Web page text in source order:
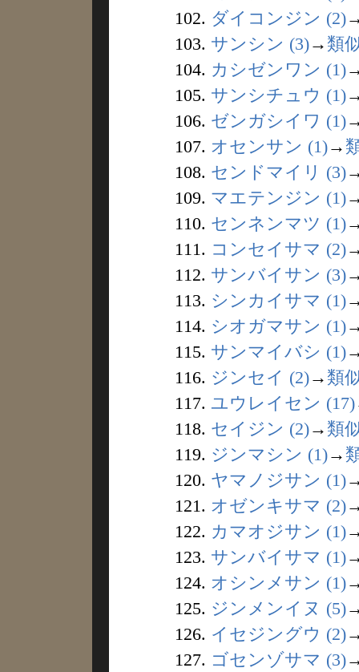
102. ダイコンジン (2)
103. サンシン (3)→ 類
104. カシゼンワン (1)
105. サンシチュウ (1)
106. ゼンガシイワ (1)
107. オセンサン (1)→
108. センドマイリ (3)
109. マエテンジン (1)
110. センネンマツ (1)
111. コンセイサマ (2)
112. サンバイサン (3)
113. シンカイサマ (1)
114. シオガマサン (1)
115. サンマイバシ (1)
116. ジンセイ (2)→ 類
117. ユウレイセン (17)
118. セイジン (2)→ 類
119. ジンマシン (1)→
120. ヤマノジサン (1)
121. オゼンキサマ (2)
122. カマオジサン (1)
123. サンバイサマ (1)
124. オシンメサン (1)
125. ジンメンイヌ (5)
126. イセジングウ (2)
127. ゴセンゾサマ (3)